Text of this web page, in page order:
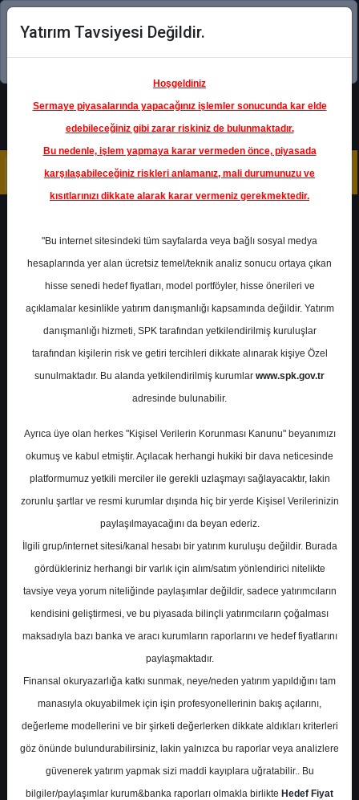
Şimdi uygulamayı indirin!
VESBE- VESTEL BEYAZ EŞYA
SANAYİ VE TİCARET A.Ş.
Hedef Fiyat 27.10 ₺
Getiri
%372.13
1 17
En Yüksek Tahmin
Ortalama Fiyat Tahmini
Ortalama Getiri Potansiyeli
Kurum Sayısı
1
Yatırım Tavsiyesi Değildir.
Hoşgeldiniz
Sermaye piyasalarında yapacağınız işlemler sonucunda kar elde
edebileceğiniz gibi zarar riskiniz de bulunmaktadır.
Bu nedenle, işlem yapmaya karar vermeden önce, piyasada
karşılaşabileceğiniz riskleri anlamanız, mali durumunuzu ve
kısıtlarınızı dikkate alarak karar vermeniz gerekmektedir.
"Bu internet sitesindeki tüm sayfalarda veya bağlı sosyal medya
hesaplarında yer alan ücretsiz temel/teknik analiz sonucu ortaya çıkan
hisse senedi hedef fiyatları, model portföyler, hisse önerileri ve
açıklamalar kesinlikle yatırım danışmanlığı kapsamında değildir. Yatırım
danışmanlığı hizmeti, SPK tarafından yetkilendirilmiş kuruluşlar
tarafından kişilerin risk ve getiri tercihleri dikkate alınarak kişiye Özel
sunulmaktadır. Bu alanda yetkilendirilmiş kurumlar www.spk.gov.tr
adresinde bulunabilir.
Ayrıca üye olan herkes "Kişisel Verilerin Korunması Kanunu" beyanımızı
okumuş ve kabul etmiştir. Açılacak herhangi hukiki bir dava neticesinde
platformumuz yetkili merciler ile gerekli uzlaşmayı sağlayacaktır, lakin
zorunlu şartlar ve resmi kurumlar dışında hiç bir yerde Kişisel Verilerinizin
paylaşılmayacağını da beyan ederiz.
İlgili grup/internet sitesi/kanal hesabı bir yatırım kuruluşu değildir. Burada
gördükleriniz herhangi bir varlık için alım/satım yönlendirici nitelikte
tavsiye veya yorum niteliğinde paylaşımlar değildir, sadece yatırımcıların
kendisini geliştirmesi, ve bu piyasada bilinçli yatırımcıların çoğalması
maksadıyla bazı banka ve aracı kurumların raporlarını ve hedef fiyatlarını
paylaşmaktadır.
Finansal okuryazarlığa katkı sunmak, neye/neden yatırım yapıldığını tam
manasıyla okuyabilmek için işin profesyonellerinin bakış açılarını,
değerleme modellerini ve bir şirketi değerlerken dikkate aldıkları kriterleri
göz önünde bulundurabilirsiniz, lakin yalnızca bu raporlar veya analizlere
güvenerek yatırım yapmak sizi maddi kayıplara uğratabilir.. Bu
bilgiler/paylaşımlar kurum&banka raporları olmakla birlikte Hedef Fiyat